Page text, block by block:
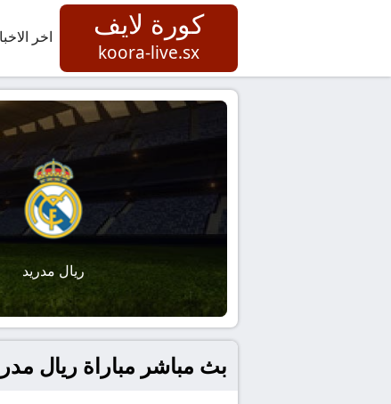
كورة لايف
koora-live.sx
اخر
ريال مدريد
بث مباشر مباراة ريال